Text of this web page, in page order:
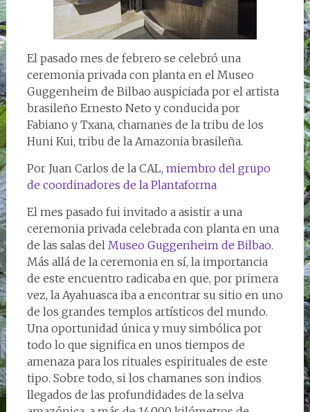
El pasado mes de febrero se celebró una
ceremonia privada con planta en el Museo
Guggenheim de Bilbao auspiciada por el artista
brasileño Ernesto Neto y conducida por
Fabiano y Txana, chamanes de la tribu de los
Huni Kui, tribu de la Amazonia brasileña.
Por Juan Carlos de la CAL, miembro del grupo
de coordinadores de la Plantaforma
El mes pasado fui invitado a asistir a una
ceremonia privada celebrada con planta en una
de las salas del Museo Guggenheim de Bilbao.
Más allá de la ceremonia en sí, la importancia
de este encuentro radicaba en que, por primera
vez, la Ayahuasca iba a encontrar su sitio en uno
de los grandes templos artísticos del mundo.
Una oportunidad única y muy simbólica por
todo lo que significa en unos tiempos de
amenaza para los rituales espirituales de este
tipo. Sobre todo, si los chamanes son indios
llegados de las profundidades de la selva